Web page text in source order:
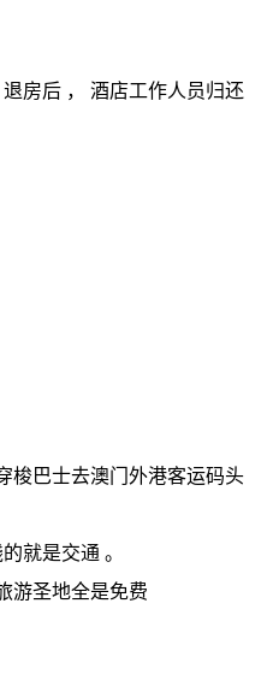
房后 ， 酒店工作人员归还
梭巴士去澳门外港客运码头
就是交通 。
游圣地全是免费